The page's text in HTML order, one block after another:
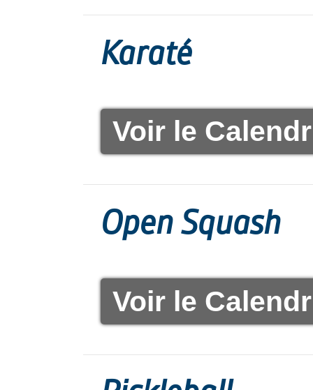
Karaté
Voir le
Open Squash
Voir le